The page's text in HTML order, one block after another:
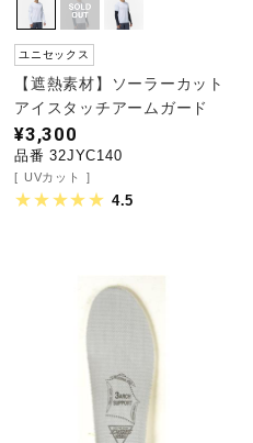
スイム
バレーボール
バドミントン
陸上競技
ユニセックス
【遮熱素材】ソーラーカット
アイスタッチアームガード
¥3,300
品番 32JYC140
UVカット
4.5